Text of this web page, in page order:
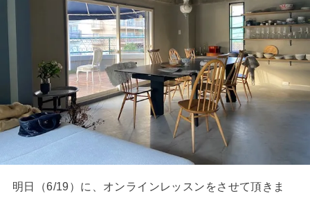
明日（6/19）に、オンラインレッスンをさせて頂きま